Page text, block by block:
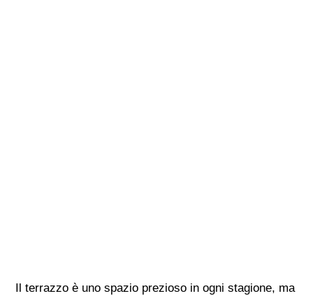
Il terrazzo è uno spazio prezioso in ogni stagione, ma